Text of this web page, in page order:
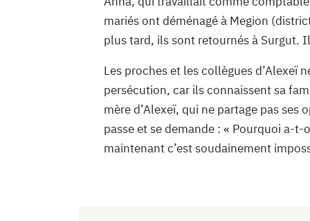
mariés ont déménagé à Megion
plus tard, ils sont retournés à Surgut.
Les proches et les collègues d’Alexeï
persécution, car ils connaissent sa
mère d’Alexeï, qui ne partage pas ses
passe et se demande : « Pourquoi a-
maintenant c’est soudainement